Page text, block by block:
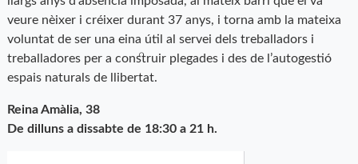
veure nèixer i créixer durant 37 anys, i torna amb la mateixa
voluntat de ser una eina útil al servei dels treballadors i
treballadores per a construir plegades i des de l’autogestió
espais naturals de llibertat.
Reina Amàlia, 38
De dilluns a dissabte de 18:30 a 21 h.